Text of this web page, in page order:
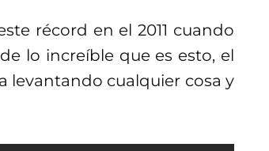
récord en el 2011 cuando
lo increíble que es esto, el
levantando cualquier cosa y